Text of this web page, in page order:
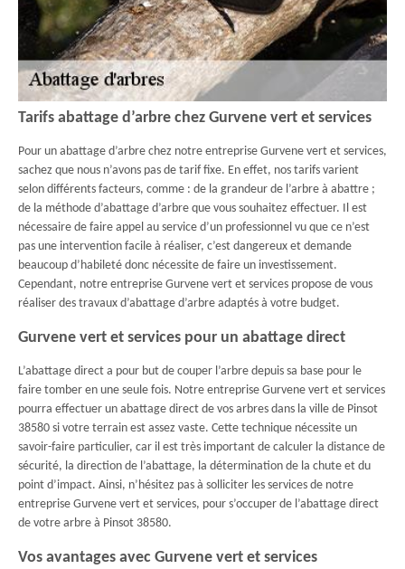
Tarifs abattage d’arbre chez Gurvene vert et services
Pour un abattage d’arbre chez notre entreprise Gurvene vert et services,
sachez que nous n’avons pas de tarif fixe. En effet, nos tarifs varient
selon différents facteurs, comme : de la grandeur de l’arbre à abattre ;
de la méthode d’abattage d’arbre que vous souhaitez effectuer. Il est
nécessaire de faire appel au service d’un professionnel vu que ce n’est
pas une intervention facile à réaliser, c’est dangereux et demande
beaucoup d’habileté donc nécessite de faire un investissement.
Cependant, notre entreprise Gurvene vert et services propose de vous
réaliser des travaux d’abattage d’arbre adaptés à votre budget.
Gurvene vert et services pour un abattage direct
L’abattage direct a pour but de couper l’arbre depuis sa base pour le
faire tomber en une seule fois. Notre entreprise Gurvene vert et services
pourra effectuer un abattage direct de vos arbres dans la ville de Pinsot
38580 si votre terrain est assez vaste. Cette technique nécessite un
savoir-faire particulier, car il est très important de calculer la distance de
sécurité, la direction de l’abattage, la détermination de la chute et du
point d’impact. Ainsi, n’hésitez pas à solliciter les services de notre
entreprise Gurvene vert et services, pour s’occuper de l’abattage direct
de votre arbre à Pinsot 38580.
Vos avantages avec Gurvene vert et services